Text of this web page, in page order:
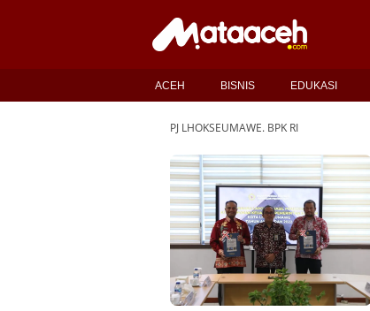
ACEH BISNIS EDUKASI
PJ LHOKSEUMAWE. BPK RI